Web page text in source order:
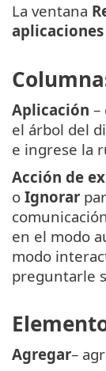
La ventana
aplicaciones
Aplicación –
el árbol del
e ingrese la
Acción de
o Ignorar
en el modo
modo
preguntarle
Agregar–